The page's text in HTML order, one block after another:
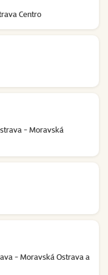
Centro
- Moravská
- Moravská Ostrava a